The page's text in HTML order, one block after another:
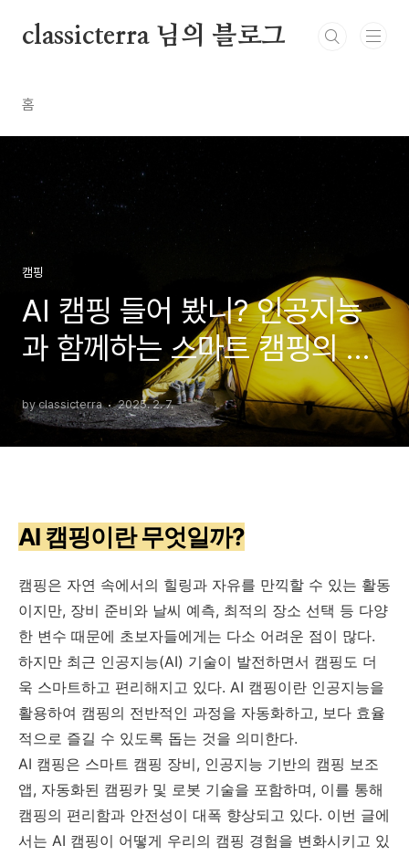
classicterra 님의 블로그
홈
캠핑
AI 캠핑 들어 봤니? 인공지능
과 함께하는 스마트 캠핑의 모
by classicterra 2025. 2. 7.
AI 캠핑이란 무엇일까?
캠핑은 자연 속에서의 힐링과 자유를 만끽할 수 있는 활동
이지만, 장비 준비와 날씨 예측, 최적의 장소 선택 등 다양
한 변수 때문에 초보자들에게는 다소 어려운 점이 많다.
하지만 최근 인공지능(AI) 기술이 발전하면서 캠핑도 더
욱 스마트하고 편리해지고 있다. AI 캠핑이란 인공지능을
활용하여 캠핑의 전반적인 과정을 자동화하고, 보다 효율
적으로 즐길 수 있도록 돕는 것을 의미한다.
AI 캠핑은 스마트 캠핑 장비, 인공지능 기반의 캠핑 보조
앱, 자동화된 캠핑카 및 로봇 기술을 포함하며, 이를 통해
캠핑의 편리함과 안전성이 대폭 향상되고 있다. 이번 글에
서는 AI 캠핑이 어떻게 우리의 캠핑 경험을 변화시키고 있